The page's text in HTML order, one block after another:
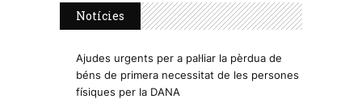
Notícies
Ajudes urgents per a pal·liar la pèrdua de
béns de primera necessitat de les persones
físiques per la DANA